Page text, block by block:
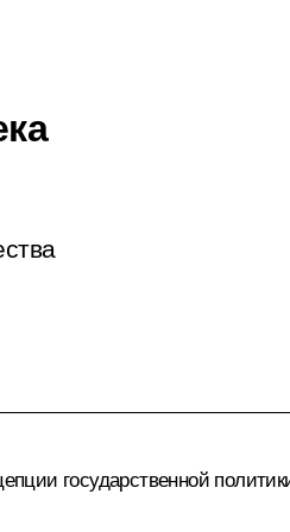
государственной